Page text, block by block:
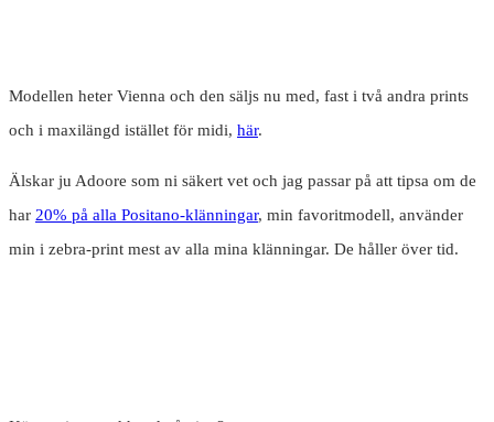
Modellen heter Vienna och den säljs nu med, fast i två andra prints
och i maxilängd istället för midi, här.
Älskar ju Adoore som ni säkert vet och jag passar på att tipsa om de
har 20% på alla Positano-klänningar, min favoritmodell, använder
min i zebra-print mest av alla mina klänningar. De håller över tid.